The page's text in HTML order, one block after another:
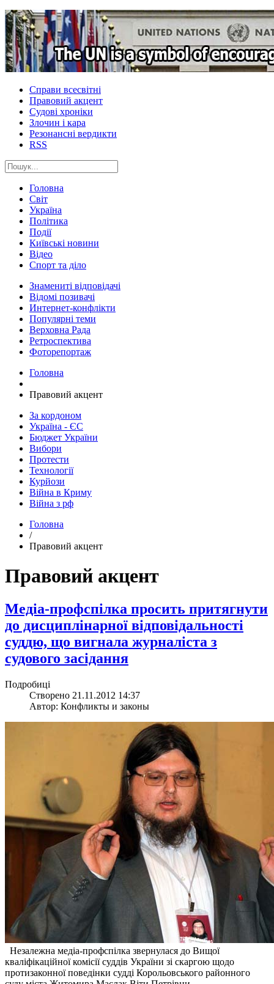
Справи всесвітні
Правовий акцент
Судові хроніки
Злочин і кара
Резонансні вердикти
RSS
Головна
Світ
Україна
Політика
Події
Київські новини
Відео
Спорт та діло
Знамениті відповідачі
Відомі позивачі
Интернет-конфлікти
Популярні теми
Верховна Рада
Ретроспектива
Фоторепортаж
Головна
Правовий акцент
За кордоном
Україна - ЄС
Бюджет України
Вибори
Протести
Технології
Курйози
Війна в Криму
Війна з рф
Головна
/
Правовий акцент
Правовий акцент
Медіа-профспілка просить притягнути
до дисциплінарної відповідальності
суддю, що вигнала журналіста з
судового засідання
Подробиці
Створено 21.11.2012 14:37
Автор: Конфликты и законы
Незалежна медіа-профспілка звернулася до Вищої
кваліфікаційної комісії суддів України зі скаргою щодо
протизаконної поведінки судді Корольовського районного